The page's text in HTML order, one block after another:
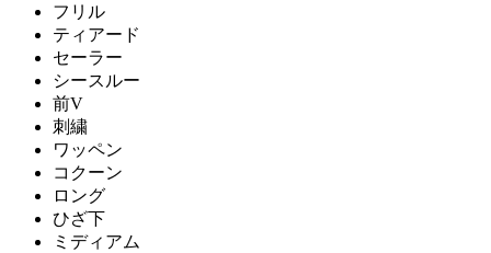
フリル
ティアード
セーラー
シースルー
前V
刺繍
ワッペン
コクーン
ロング
ひざ下
ミディアム